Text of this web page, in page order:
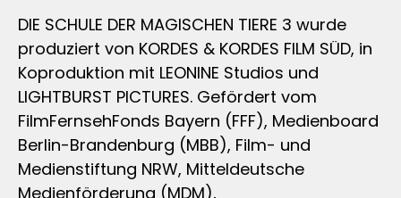
DIE SCHULE DER MAGISCHEN TIERE 3 wurde
produziert von KORDES & KORDES FILM SÜD, in
Koproduktion mit LEONINE Studios und
LIGHTBURST PICTURES. Gefördert vom
FilmFernsehFonds Bayern (FFF), Medienboard
Berlin-Brandenburg (MBB), Film- und
Medienstiftung NRW, Mitteldeutsche
Medienförderung (MDM),